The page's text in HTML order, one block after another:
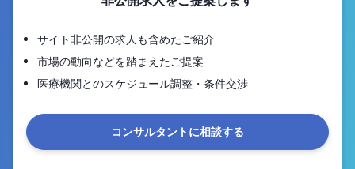
サイト非公開の求人も含めたご紹介
市場の動向などを踏まえたご提案
医療機関とのスケジュール調整・条件交渉
コンサルタントに相談する